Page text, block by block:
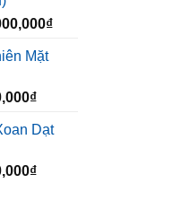
8,500,000₫.
₫Giá
Mặt
₫Giá
tại
7,500,000₫.
Dạt
₫Giá